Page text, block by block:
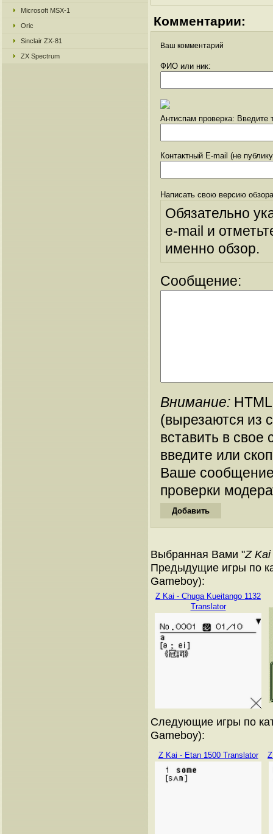
Microsoft MSX-1
Oric
Sinclair ZX-81
ZX Spectrum
Комментарии:
Ваш комментарий
ФИО или ник:
Антиспам проверка: Введите
Контактный E-mail (не
Написать свою версию
Обязательно
e-mail и
именно обзор.
Сообщение:
Внимание:
(вырезаются из
вставить в
введите или
Ваше
проверки
Выбранная Вами "Z
Предыдущие игры по
Gameboy):
Z Kai - Chuga Kueitango 1132
Translator
Следующие игры по
Gameboy):
Z Kai - Etan 1500 Translator